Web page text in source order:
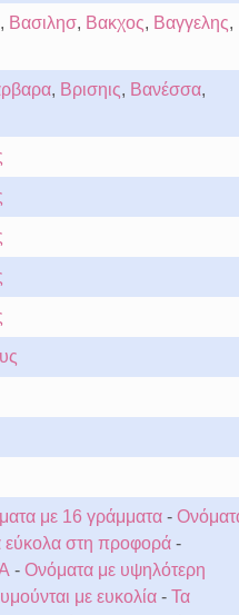
, Βασιλησ, Βακχος, Βαγγελης,
, Βρισηις, Βανέσσα,
με 16 γράμματα-
εύκολα στη προφορά-
- Ονόματα με υψηλότερη
με ευκολία- Τα